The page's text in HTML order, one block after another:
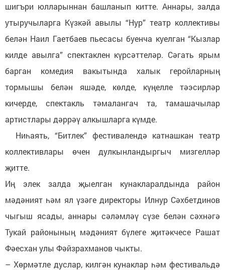
шигъри юлларыннан башланып китте. Аннары, залда
утыручыларга Күзкәй авылы “Нур” театр коллективы
белән Наил Гаетбаев пьесасы буенча куелган “Кызлар
килде авылга” спектаклен күрсәттеләр. Сәгать ярым
барган комедия вакытында халык геройларның
тормышы белән яшәде, көлде, күңелле тәэсирләр
кичерде, спектакль тәмалангач та, тамашачылар
артистлары дәррәү алкышларга күмде.
Ниһаять, “Битлек” фестивалендә катнашкан театр
коллективлары өчен дулкынландыргыч мизгелләр
җитте.
Иң элек залда җыелган кунакларалдында район
мәдәният һәм ял үзәге директоры Илнур Сәхбетдинов
чыгыш ясады, аннары сәләмләү сүзе белән сәхнәгә
Тукай районының мәдәният бүлеге җитәкчесе Рашат
Фәесхан улы Фәйзрахманов чыкты.
– Хөрмәтле дуслар, килгән кунаклар һәм фестивальдә